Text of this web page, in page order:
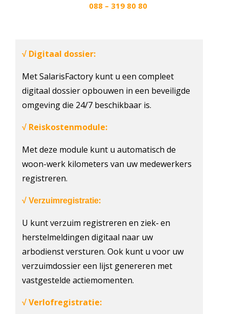
088 – 319 80 80
√ Digitaal dossier:
Met SalarisFactory kunt u een compleet
digitaal dossier opbouwen in een beveiligde
omgeving die 24/7 beschikbaar is.
√ Reiskostenmodule:
Met deze module kunt u automatisch de
woon-werk kilometers van uw medewerkers
registreren.
√ Verzuimregistratie:
U kunt verzuim registreren en ziek‐ en
herstelmeldingen digitaal naar uw
arbodienst versturen. Ook kunt u voor uw
verzuimdossier een lijst genereren met
vastgestelde actiemomenten.
√Verlofregistratie: